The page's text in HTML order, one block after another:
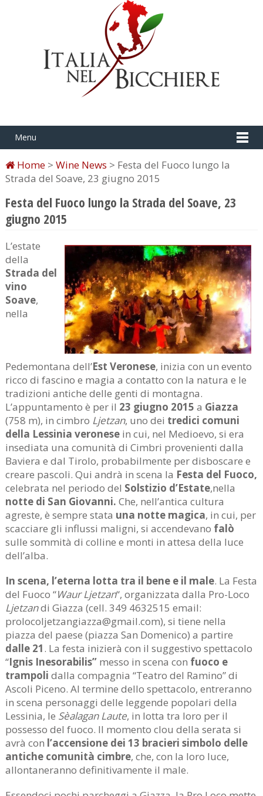
Menu
Home> Wine News > Festa del Fuoco lungo la
Strada del Soave, 23 giugno 2015
Festa del Fuoco lungo la Strada del Soave, 23
giugno 2015
L’estate
della
Strada del
vino
Soave,
nella
Pedemontana dell’Est Veronese, inizia con un evento
ricco di fascino e magia a contatto con la natura e le
tradizioni antiche delle genti di montagna.
L’appuntamento è per il 23 giugno 2015 a Giazza
(758 m), in cimbro Ljetzan, uno dei tredici comuni
della Lessinia veronesein cui, nel Medioevo, si era
insediata una comunità di Cimbri provenienti dalla
Baviera e dal Tirolo, probabilmente per disboscare e
creare pascoli. Qui andrà in scena la Festa del Fuoco,
celebrata nel periodo del Solstizio d’Estate,nella
notte di San Giovanni. Che, nell’antica cultura
agreste, è sempre stata una notte magica, in cui, per
scacciare gli influssi maligni, si accendevano falò
sulle sommità di colline e monti in attesa della luce
dell’alba.
In scena, l’eterna lotta tra il bene e il male. La Festa
del Fuoco “Waur Ljetzan“, organizzata dalla Pro-Loco
Ljetzandi Giazza (cell. 349 4632515 email:
prolocoljetzangiazza@gmail.com), si tiene nella
piazza del paese (piazza San Domenico) a partire
dalle 21. La festa inizierà con il suggestivo spettacolo
“Ignis Inesorabilis” messo in scena con fuoco e
trampoli dalla compagnia “Teatro del Ramino” di
Ascoli Piceno. Al termine dello spettacolo, entreranno
in scena personaggi delle leggende popolari della
Lessinia, le Sèalagan Laute, in lotta tra loro per il
possesso del fuoco. Il momento clou della serata si
avrà con l’accensione dei 13 bracieri simbolo delle
antiche comunità cimbre, che, con la loro luce,
allontaneranno definitivamente il male.